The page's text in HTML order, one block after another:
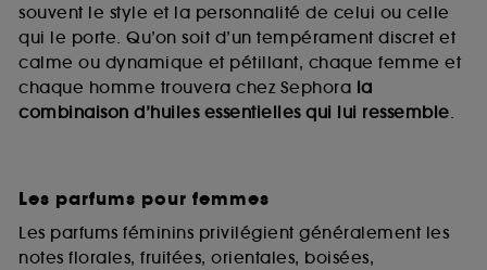
souvent le style et la personnalité de celui ou celle
qui le porte. Qu’on soit d’un tempérament discret et
calme ou dynamique et pétillant, chaque femme et
chaque homme trouvera chez Sephora la
combinaison d’huiles essentielles qui lui ressemble.
Les parfums pour femmes
Les parfums féminins privilégient généralement les
notes florales, fruitées, orientales, boisées,